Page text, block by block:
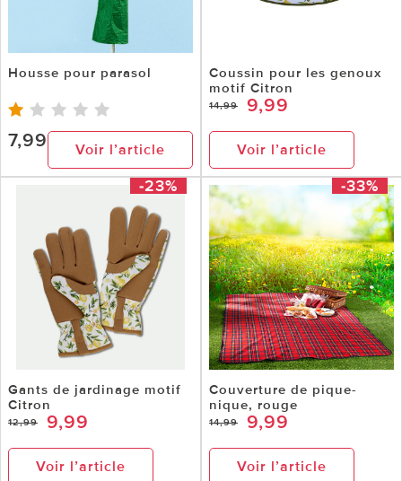
Housse pour parasol
7,99 Voir l’article
Coussin pour les genoux
motif Citron
14,99 9,99
Voir l’article
-23%
Gants de jardinage motif
Citron
12,99 9,99
Voir l’article
-33%
Couverture de pique-
nique, rouge
14,99 9,99
Voir l’article